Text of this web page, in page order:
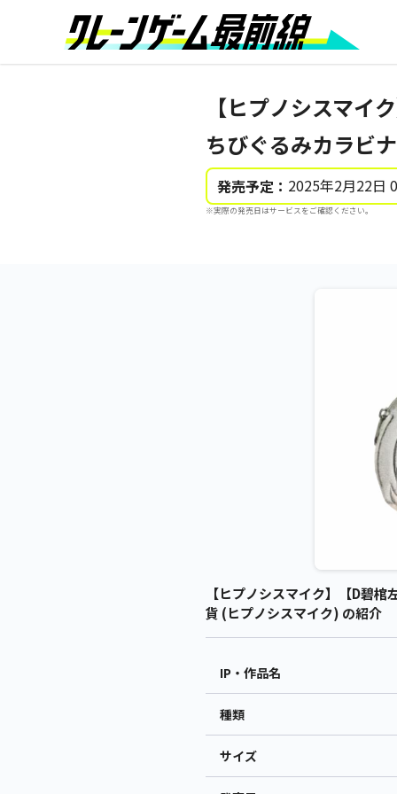
【ヒプノシスマ
ちびぐるみカラビ
発売予定： 2025年2月22日
※実際の発売日はサービスをご確認ください。
【ヒプノシスマイク】【D碧
貨 (ヒプノシスマイク) の紹介
IP・作品名
種類
サイズ